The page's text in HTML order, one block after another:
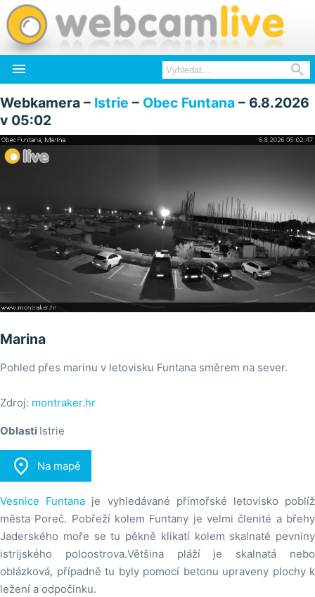
 
Webkamera – Istrie – Obec Funtana – 6.8.2026
v 05:02
Marina
Pohled přes marinu v letovisku Funtana směrem na sever.
Zdroj: montraker.hr
Oblasti Istrie
 Na mapě
Vesnice Funtana je vyhledávané přímořské letovisko poblíž
města Poreč. Pobřeží kolem Funtany je velmi členité a břehy
Jaderského moře se tu pěkně klikatí kolem skalnaté pevniny
istrijského poloostrova.Většina pláží je skalnatá nebo
oblázková, případně tu byly pomocí betonu upraveny plochy k
ležení a odpočinku.